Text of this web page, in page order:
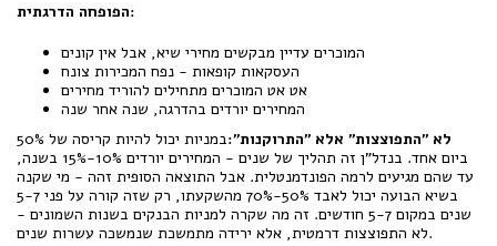
הפופחה הדרגתית:
המוכרים עדיין מבקשים מחירי שיא, אבל אין קונים
העסקאות קופאות - נפח המכירות צונח
אט אט המוכרים מתחילים להוריד מחירים
המחירים יורדים בהדרגה, שנה אחר שנה
לא "התפוצצות" אלא "התרוקנות":
במניות יכול להיות קריסה של 50%
ביום אחד. בנדל"ן זה תהליך של שנים - המחירים יורדים 10%-15% בשנה,
עד שהם מגיעים לרמה הפונדמנטלית. אבל התוצאה הסופית זהה - מי שקנה
בשיא הבועה יכול לאבד 50%-70% מהשקעתו, רק שזה קורה על פני 5-7
שנים במקום 5-7 חודשים. זה מה שקרה למניות הבנקים בשנות השמונים -
לא התפוצצות דרמטית, אלא ירידה מתמשכת שנמשכה עשרות שנים.